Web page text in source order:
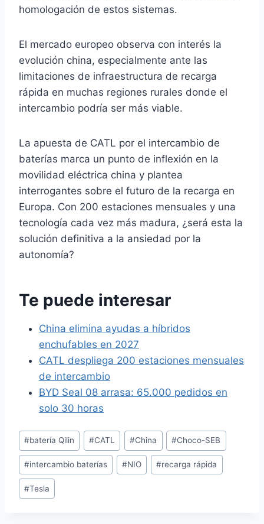
homologación de estos sistemas.
El mercado europeo observa con interés la
evolución china, especialmente ante las
limitaciones de infraestructura de recarga
rápida en muchas regiones rurales donde el
intercambio podría ser más viable.
La apuesta de CATL por el intercambio de
baterías marca un punto de inflexión en la
movilidad eléctrica china y plantea
interrogantes sobre el futuro de la recarga en
Europa. Con 200 estaciones mensuales y una
tecnología cada vez más madura, ¿será esta la
solución definitiva a la ansiedad por la
autonomía?
Te puede interesar
China elimina ayudas a híbridos
enchufables en 2027
CATL despliega 200 estaciones mensuales
de intercambio
BYD Seal 08 arrasa: 65.000 pedidos en
solo 30 horas
Etiquetas
de
la
entrada:
#batería Qilin #CATL #China #Choco-SEB
#intercambio baterías #NIO #recarga rápida
#Tesla